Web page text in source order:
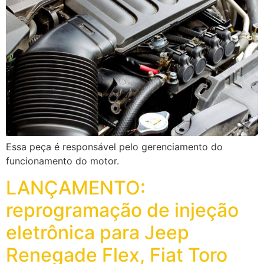
Essa peça é responsável pelo gerenciamento do
funcionamento do motor.
LANÇAMENTO:
reprogramação de injeção
eletrônica para Jeep
Renegade Flex, Fiat Toro